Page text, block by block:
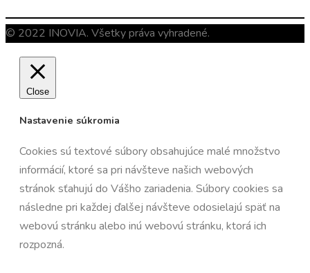
© 2022 INOVIA. Všetky práva vyhradené.
Close
Nastavenie súkromia
Cookies sú textové súbory obsahujúce malé množstvo
informácií, ktoré sa pri návšteve našich webových
stránok sťahujú do Vášho zariadenia. Súbory cookies sa
následne pri každej ďalšej návšteve odosielajú späť na
webovú stránku alebo inú webovú stránku, ktorá ich
rozpozná.